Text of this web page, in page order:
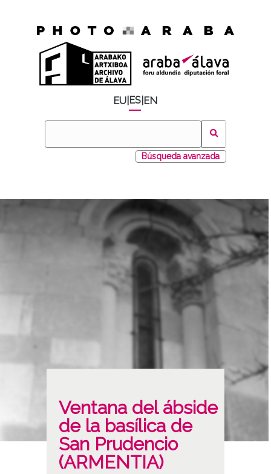
EU ES EN
Búsqueda avanzada
Ventana del ábside
de la basílica de
San Prudencio
(ARMENTIA)